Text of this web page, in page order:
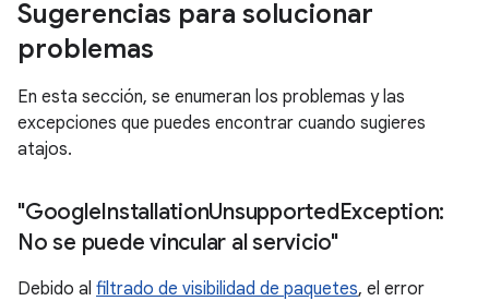
Sugerencias para solucionar
problemas
En esta sección, se enumeran los problemas y las
excepciones que puedes encontrar cuando sugieres
atajos.
"GoogleInstallationUnsupportedException:
No se puede vincular al servicio"
Debido al filtrado de visibilidad de paquetes, el error